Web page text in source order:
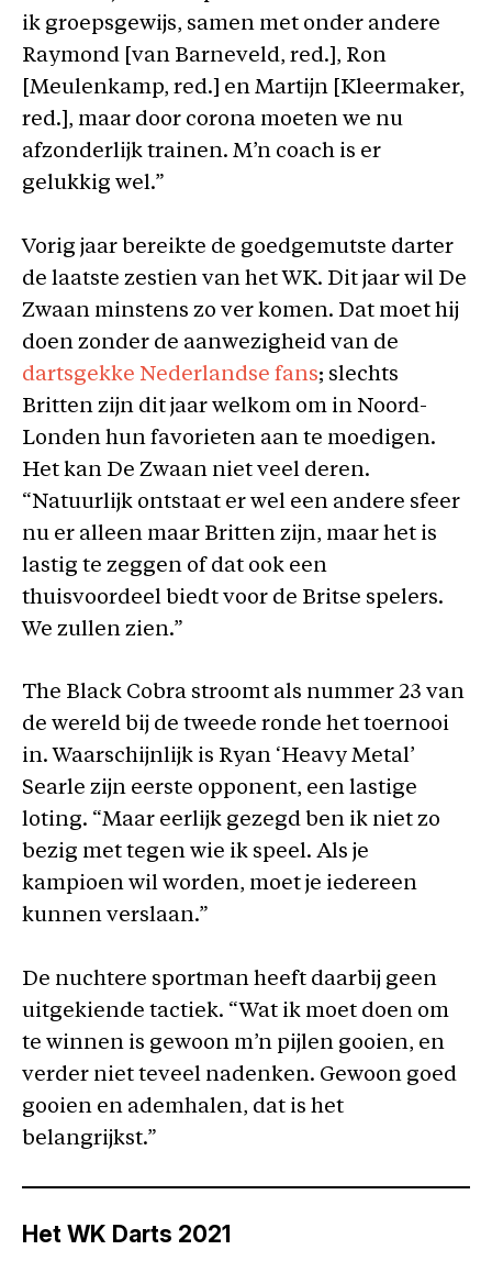
ik groepsgewijs, samen met onder andere
Raymond [van Barneveld, red.], Ron
[Meulenkamp, red.] en Martijn [Kleermaker,
red.], maar door corona moeten we nu
afzonderlijk trainen. M’n coach is er
gelukkig wel.”
Vorig jaar bereikte de goedgemutste darter
de laatste zestien van het WK. Dit jaar wil De
Zwaan minstens zo ver komen. Dat moet hij
doen zonder de aanwezigheid van de
dartsgekke Nederlandse fans; slechts
Britten zijn dit jaar welkom om in Noord-
Londen hun favorieten aan te moedigen.
Het kan De Zwaan niet veel deren.
“Natuurlijk ontstaat er wel een andere sfeer
nu er alleen maar Britten zijn, maar het is
lastig te zeggen of dat ook een
thuisvoordeel biedt voor de Britse spelers.
We zullen zien.”
The Black Cobra stroomt als nummer 23 van
de wereld bij de tweede ronde het toernooi
in. Waarschijnlijk is Ryan ‘Heavy Metal’
Searle zijn eerste opponent, een lastige
loting. “Maar eerlijk gezegd ben ik niet zo
bezig met tegen wie ik speel. Als je
kampioen wil worden, moet je iedereen
kunnen verslaan.”
De nuchtere sportman heeft daarbij geen
uitgekiende tactiek. “Wat ik moet doen om
te winnen is gewoon m’n pijlen gooien, en
verder niet teveel nadenken. Gewoon goed
gooien en ademhalen, dat is het
belangrijkst.”
Het WK Darts 2021